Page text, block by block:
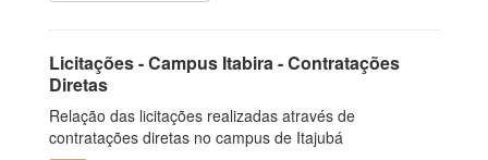
Licitações - Campus Itabira - Contratações
Diretas
Relação das licitações realizadas através de
contratações diretas no campus de Itajubá